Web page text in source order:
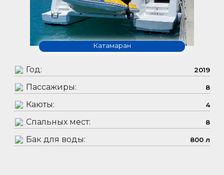
Катамаран
Год: 2019
Пассажиры: 8
Каюты: 4
Спальных мест: 8
Бак для воды: 800 л